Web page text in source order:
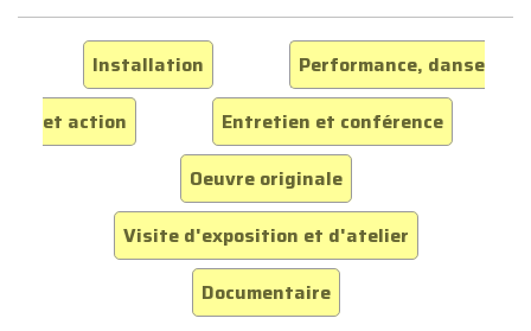
Installation
Performance, danse
et action
Entretien et conférence
Oeuvre originale
Visite d'exposition et d'atelier
Documentaire